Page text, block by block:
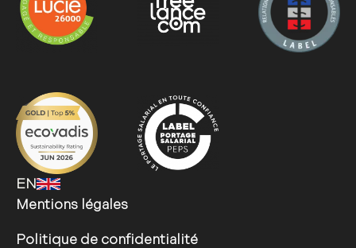
EN
Mentions légales
Politique de confidentialité